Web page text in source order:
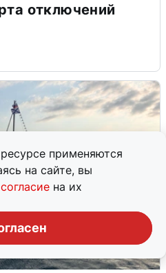
применяются
на сайте, вы
согласие на их
отключений